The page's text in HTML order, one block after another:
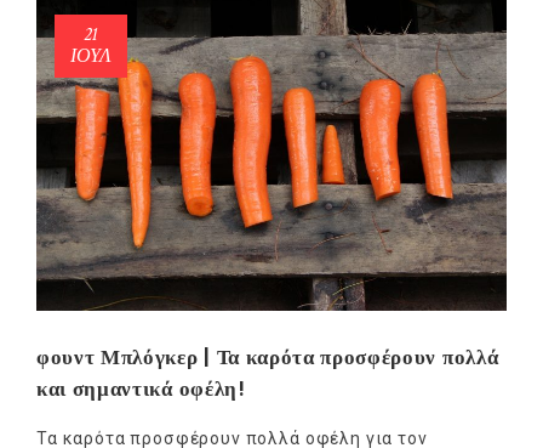
21
ΙΟΎΛ
φουντ Μπλόγκερ | Τα καρότα προσφέρουν πολλά
και σημαντικά οφέλη!
Τα καρότα προσφέρουν πολλά οφέλη για τον